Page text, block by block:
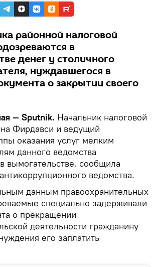
районной налоговой
в
денег у столичного
нуждавшегося в
о закрытии своего
— Sputnik. Начальник налоговой
Фирдавси и ведущий
оказания услуг мелким
данного ведомства
вымогательстве, сообщила
антикоррупционного ведомства.
данным правоохранительных
специально задерживали
о прекращении
деятельности гражданину
его заплатить